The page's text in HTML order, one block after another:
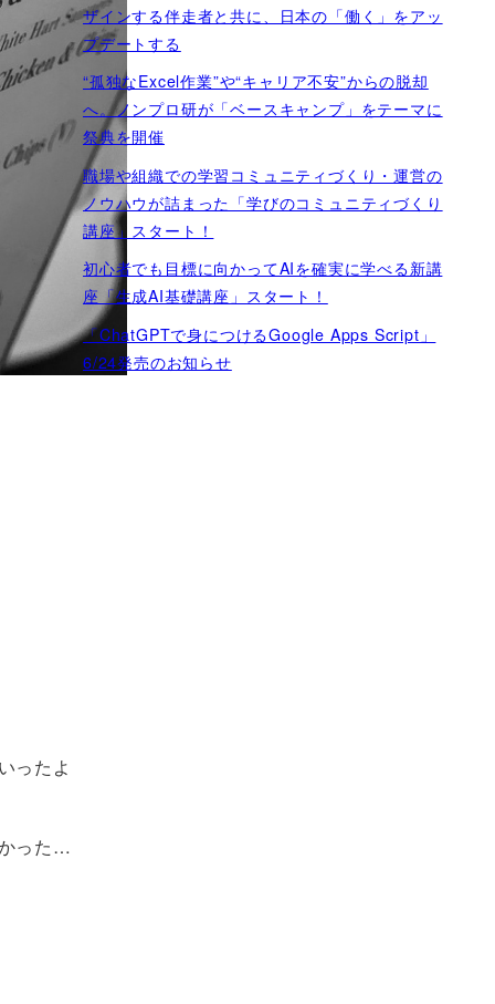
ったよ
った…
ザインする伴走者と共に、日本の「働く」をアッ
プデートする
“孤独なExcel作業”や“キャリア不安”からの脱却
へ。ノンプロ研が「ベースキャンプ」をテーマに
祭典を開催
職場や組織での学習コミュニティづくり・運営の
ノウハウが詰まった「学びのコミュニティづくり
講座」スタート！
初心者でも目標に向かってAIを確実に学べる新講
座「生成AI基礎講座」スタート！
「ChatGPTで身につけるGoogle Apps Script」
6/24発売のお知らせ